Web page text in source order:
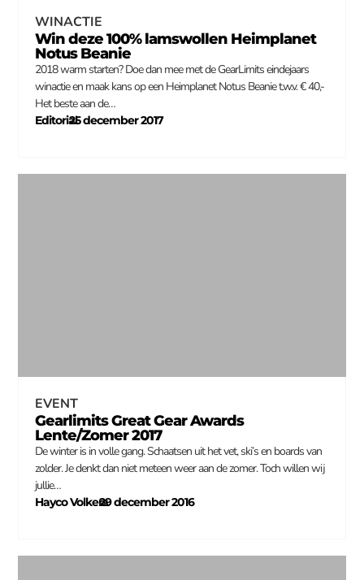
WINACTIE
Win deze 100% lamswollen Heimplanet
Notus Beanie
2018 warm starten? Doe dan mee met de GearLimits eindejaars
winactie en maak kans op een Heimplanet Notus Beanie t.w.v. € 40,-
Het beste aan de…
Editorial
–
25 december 2017
EVENT
Gearlimits Great Gear Awards
Lente/Zomer 2017
De winter is in volle gang. Schaatsen uit het vet, ski’s en boards van
zolder. Je denkt dan niet meteen weer aan de zomer. Toch willen wij
jullie…
Hayco Volkers
–
29 december 2016